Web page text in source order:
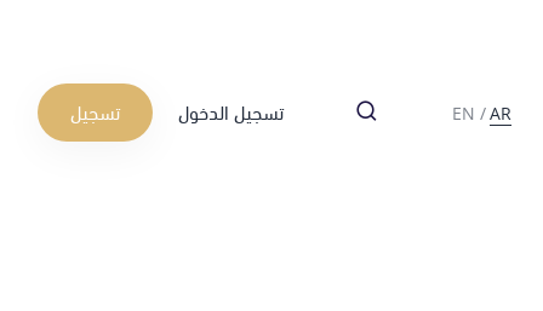
EN /AR تسجيل الدخول تسجيل